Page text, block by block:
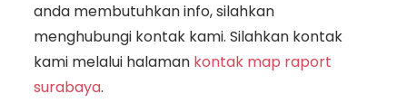
anda membutuhkan info, silahkan
menghubungi kontak kami. Silahkan kontak
kami melalui halaman kontak map raport
surabaya.